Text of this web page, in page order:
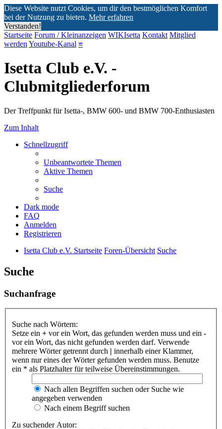
Diese Website nutzt Cookies, um dir den bestmöglichen Komfort
bei der Nutzung zu bieten. Mehr erfahren
Verstanden!
Startseite Forum / Kleinanzeigen WIKIsetta Kontakt Mitglied
werden Youtube-Kanal ≡
Isetta Club e.V. -
Clubmitgliederforum
Der Treffpunkt für Isetta-, BMW 600- und BMW 700-Enthusiasten
Zum Inhalt
Schnellzugriff
Unbeantwortete Themen
Aktive Themen
Suche
Dark mode
FAQ
Anmelden
Registrieren
Isetta Club e.V. Startseite Foren-Übersicht Suche
Suche
Suchanfrage
Suche nach Wörtern:
Setze ein + vor ein Wort, das gefunden werden muss und ein -
vor ein Wort, das nicht gefunden werden darf. Verwende
mehrere Wörter getrennt durch | innerhalb einer Klammer,
wenn nur eines der Wörter gefunden werden muss. Benutze
ein * als Platzhalter für teilweise Übereinstimmungen.
Nach allen Begriffen suchen oder Suche wie
angegeben verwenden
Nach einem Begriff suchen
Zu suchender Autor: